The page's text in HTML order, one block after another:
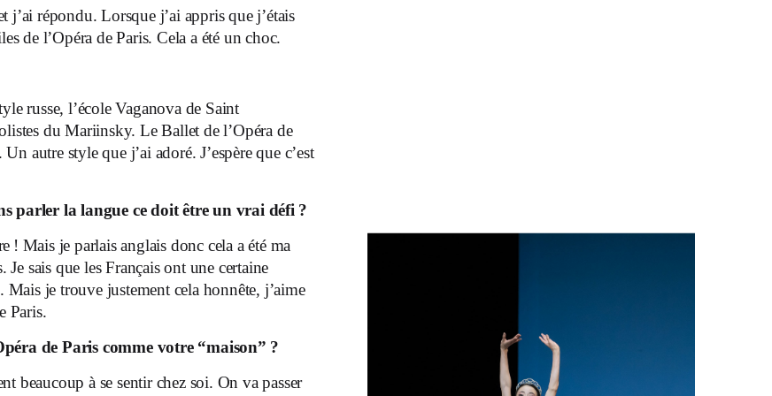
j’ai répondu. Lorsque j’ai appris que j’étais
de l’Opéra de Paris. Cela a été un choc.
russe, l’école Vaganova de Saint
du Mariinsky. Le Ballet de l’Opéra de
autre style que j’ai adoré. J’espère que c’est
parler la langue ce doit être un vrai défi ?
! Mais je parlais anglais donc cela a été ma
sais que les Français ont une certaine
je trouve justement cela honnête, j’aime
Paris.
de Paris comme votre “maison” ?
beaucoup à se sentir chez soi. On va passer